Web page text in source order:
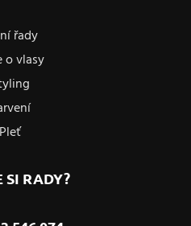
řady
o vlasy
Pleť
SI RADY?